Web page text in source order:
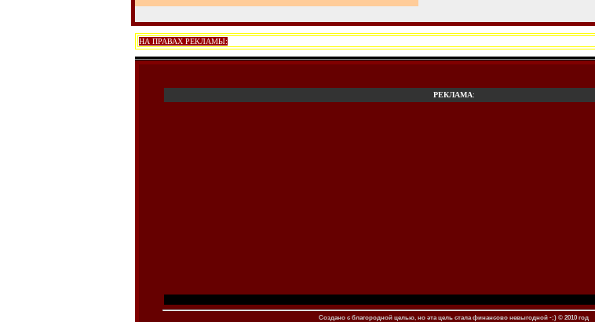
НА ПРАВАХ РЕКЛАМЫ:
РЕКЛАМА:
Создано c благородной целью, но эта цель стала финансово невыгодной -;) © 2010 год